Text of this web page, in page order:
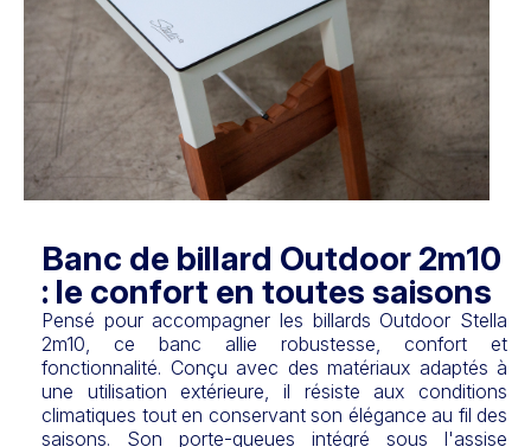
Banc de billard Outdoor 2m10
: le confort en toutes saisons
Pensé pour accompagner les billards Outdoor Stella
2m10, ce banc allie robustesse, confort et
fonctionnalité. Conçu avec des matériaux adaptés à
une utilisation extérieure, il résiste aux conditions
climatiques tout en conservant son élégance au fil des
saisons. Son porte-queues intégré sous l'assise